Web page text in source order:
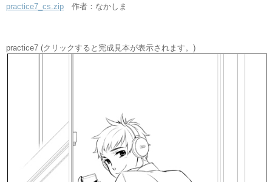
practice7_cs.zip 作者：なかしま
practice7 (クリックすると完成見本が表示されます。)